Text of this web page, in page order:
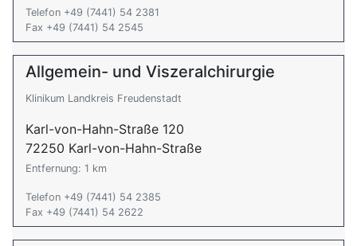
Telefon +49 (7441) 54 2381
Fax +49 (7441) 54 2545
Allgemein- und Viszeralchirurgie
Klinikum Landkreis Freudenstadt
Karl-von-Hahn-Straße 120
72250 Karl-von-Hahn-Straße
Entfernung: 1 km
Telefon +49 (7441) 54 2385
Fax +49 (7441) 54 2622